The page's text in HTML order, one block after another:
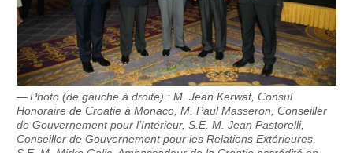
Photo (de gauche à droite) : M. Jean Kerwat, Consul
Honoraire de Croatie à Monaco, M. Paul Masseron, Conseiller
de Gouvernement pour l’Intérieur, S.E. M. Jean Pastorelli,
Conseiller de Gouvernement pour les Relations Extérieures,